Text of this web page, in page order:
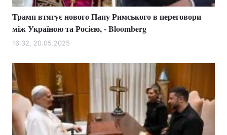
Трамп втягує нового Папу Римського в переговори
між Україною та Росією, - Bloomberg
16:32, 20.05.2025